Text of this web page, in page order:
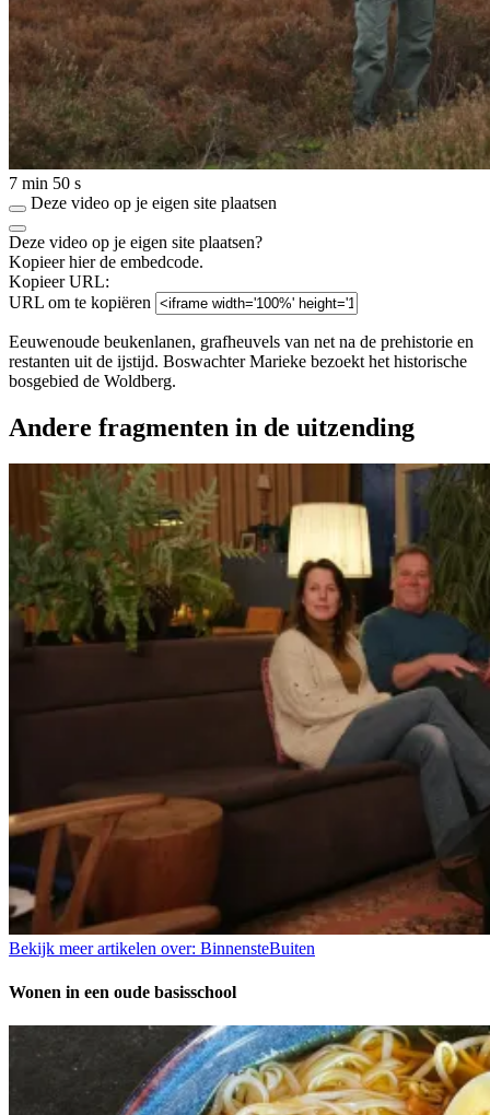
7 min 50 s
Deze video op je eigen site plaatsen
Deze video op je eigen site plaatsen?
Kopieer hier de embedcode.
Kopieer URL:
URL om te kopiëren
Eeuwenoude beukenlanen, grafheuvels van net na de prehistorie en
restanten uit de ijstijd. Boswachter Marieke bezoekt het historische
bosgebied de Woldberg.
Andere fragmenten in de uitzending
Bekijk meer artikelen over: BinnensteBuiten
Wonen in een oude basisschool